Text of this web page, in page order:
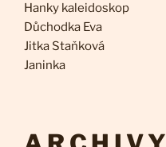
Hanky kaleidoskop
Důchodka Eva
Jitka Staňková
Janinka